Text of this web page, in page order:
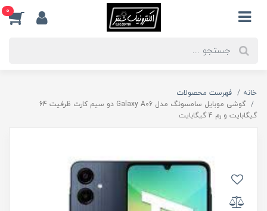
0
خانه
فهرست محصولات
گوشی موبایل سامسونگ مدل Galaxy A06 دو سیم کارت ظرفیت 64
گیگابایت و رم 4 گیگابایت